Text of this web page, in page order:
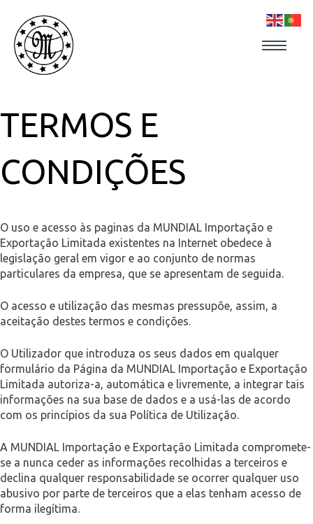
content
TERMOS E
CONDIÇÕES
O uso e acesso às paginas da MUNDIAL Importação e
Exportação Limitada existentes na Internet obedece à
legislação geral em vigor e ao conjunto de normas
particulares da empresa, que se apresentam de seguida.
O acesso e utilização das mesmas pressupõe, assim, a
aceitação destes termos e condições.
O Utilizador que introduza os seus dados em qualquer
formulário da Página da MUNDIAL Importação e Exportação
Limitada autoriza-a, automática e livremente, a integrar tais
informações na sua base de dados e a usá-las de acordo
com os princípios da sua Política de Utilização.
A MUNDIAL Importação e Exportação Limitada compromete-
se a nunca ceder as informações recolhidas a terceiros e
declina qualquer responsabilidade se ocorrer qualquer uso
abusivo por parte de terceiros que a elas tenham acesso de
forma ilegítima.